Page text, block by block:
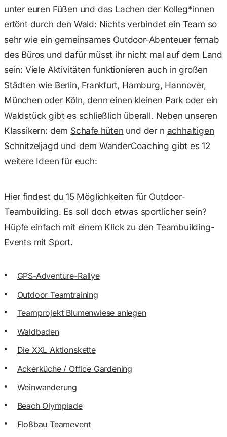
unter euren Füßen und das Lachen der Kolleg*innen
ertönt durch den Wald: Nichts verbindet ein Team so
sehr wie ein gemeinsames Outdoor-Abenteuer fernab
des Büros und dafür müsst ihr nicht mal auf dem Land
sein: Viele Aktivitäten funktionieren auch in großen
Städten wie Berlin, Frankfurt, Hamburg, Hannover,
München oder Köln, denn einen kleinen Park oder ein
Waldstück gibt es schließlich überall. Neben unseren
Klassikern: dem Schafe hüten und der n achhaltigen
Schnitzeljagd und dem WanderCoaching gibt es 12
weitere Ideen für euch:
Hier findest du 15 Möglichkeiten für Outdoor-
Teambuilding. Es soll doch etwas sportlicher sein?
Hüpfe einfach mit einem Klick zu den Teambuilding-
Events mit Sport.
GPS-Adventure-Rallye
Outdoor Teamtraining
Teamprojekt Blumenwiese anlegen
Waldbaden
Die XXL Aktionskette
Ackerküche / Office Gardening
Weinwanderung
Beach Olympiade
Floßbau Teamevent